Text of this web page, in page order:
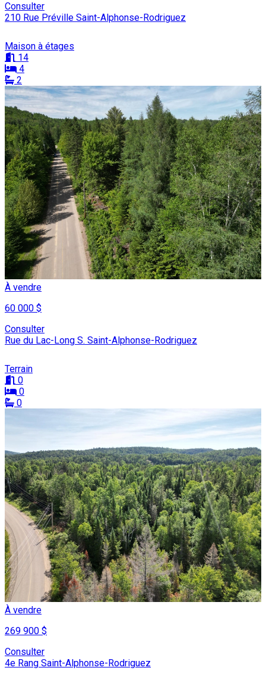
Consulter
210 Rue Préville Saint-Alphonse-Rodriguez
Maison à étages
14
4
2
À vendre
60 000 $
Consulter
Rue du Lac-Long S. Saint-Alphonse-Rodriguez
Terrain
0
0
0
À vendre
269 900 $
Consulter
4e Rang Saint-Alphonse-Rodriguez